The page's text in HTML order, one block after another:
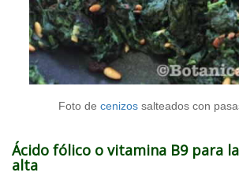
Foto de cenizos salteados con
Ácido fólico o vitamina B9 para
alta